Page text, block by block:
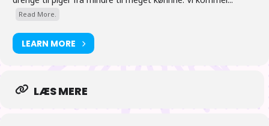
Read More.
LEARN MORE
LÆS MERE